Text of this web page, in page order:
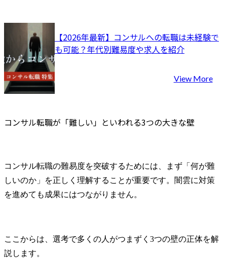
【2026年最新】コンサルへの転職は未経験で
も可能？年代別難易度や求人を紹介
View More
コンサル転職が「難しい」といわれる3つの大きな壁
コンサル転職の難易度を突破するためには、まず「何が難
しいのか」を正しく理解することが重要です。闇雲に対策
を進めても成果にはつながりません。
ここからは、選考で多くの人がつまずく3つの壁の正体を解
説します。